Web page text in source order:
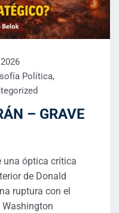
Política,
– GRAVE
una óptica crítica
de Donald
ruptura con el